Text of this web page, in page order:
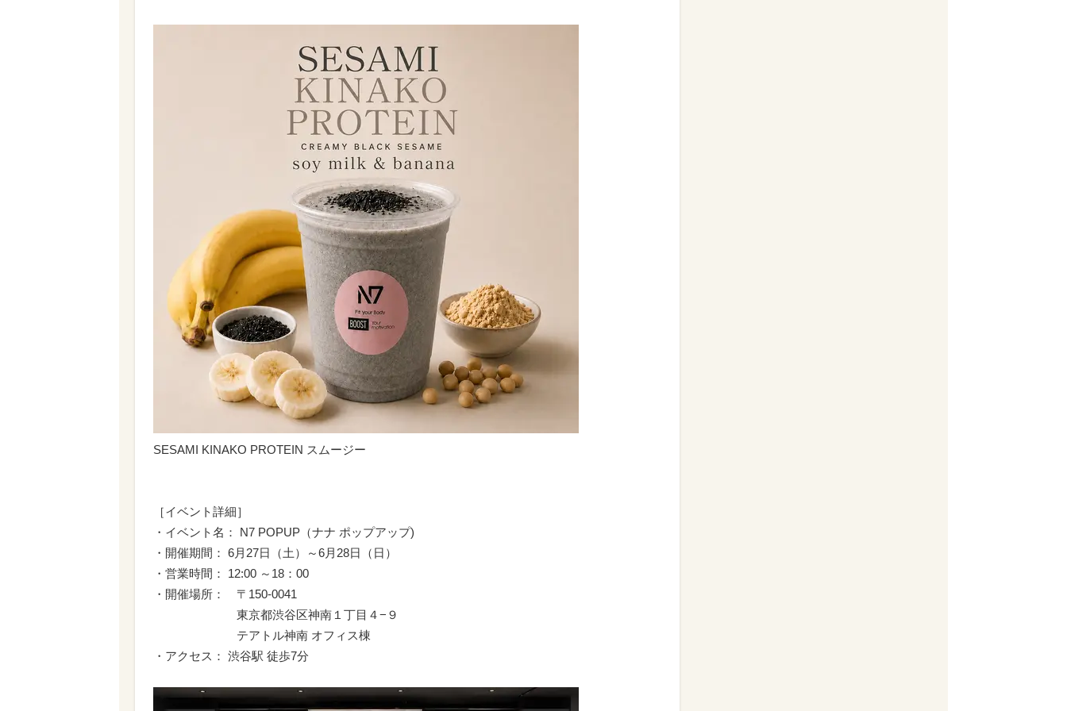
SESAMI KINAKO PROTEIN スムージー
［イベント詳細］
・イベント名： N7 POPUP（ナナ ポップアップ)
・開催期間： 6月27日（土）～6月28日（日）
・営業時間： 12:00 ～18：00
・開催場所： 〒150-0041
東京都渋谷区神南１丁目４−９
テアトル神南 オフィス棟
・アクセス： 渋谷駅 徒歩7分